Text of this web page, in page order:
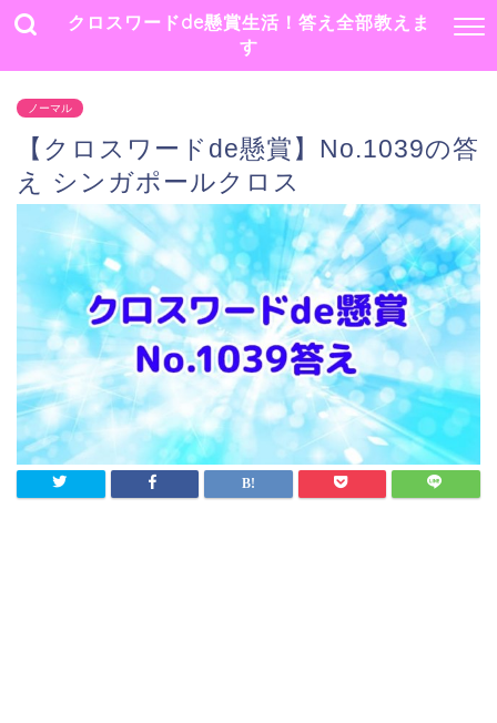
クロスワードde懸賞生活！答え全部教えま
す
ノーマル
【クロスワードde懸賞】No.1039の答
え シンガポールクロス